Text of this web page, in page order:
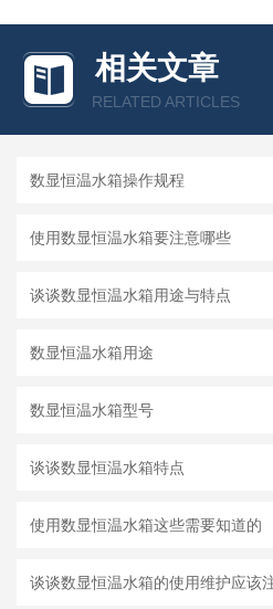
相关文章
RELATED ARTICLES
数显恒温水箱操作规程
使用数显恒温水箱要注意哪些
谈谈数显恒温水箱用途与特点​
数显恒温水箱用途
数显恒温水箱型号
谈谈数显恒温水箱特点
使用数显恒温水箱这些需要知道的